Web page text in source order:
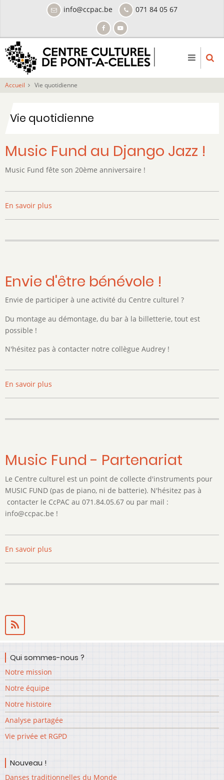
principal
info@ccpac.be 071 84 05 67
Accueil Vie quotidienne
Vie quotidienne
Music Fund au Django Jazz !
Music Fund fête son 20ème anniversaire !
En savoir plus
au
!
Envie d'être bénévole !
Envie de participer à une activité du Centre culturel ?
Du montage au démontage, du bar à la billetterie, tout est
possible !
N'hésitez pas à contacter notre collègue Audrey !
En savoir plus
Envie
bénévole
Music Fund - Partenariat
Le Centre culturel est un point de collecte d'instruments pour
MUSIC FUND (pas de piano, ni de batterie). N'hésitez pas à
contacter le CcPAC au 071.84.05.67 ou par mail :
info@ccpac.be !
En savoir plus
-
Qui sommes-nous ?
Notre mission
Notre équipe
Notre histoire
Analyse partagée
Vie privée et RGPD
Nouveau !
Danses traditionnelles du Monde